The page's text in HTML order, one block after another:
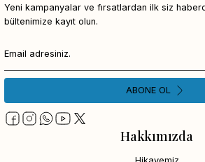
Hakkımızda
Yeni kampanyalar ve fırsatlardan ilk siz
bültenimize kayıt olun.
ABONE OL